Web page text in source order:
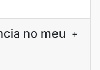
no meu +